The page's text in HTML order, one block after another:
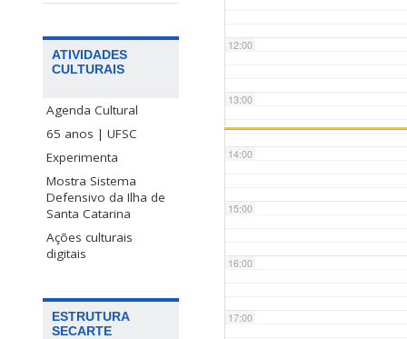
ATIVIDADES
CULTURAIS
Agenda Cultural
65 anos | UFSC
Experimenta
Mostra Sistema
Defensivo da Ilha de
Santa Catarina
Ações culturais
digitais
ESTRUTURA
SECARTE
12:00
13:00
14:00
15:00
16:00
17:00